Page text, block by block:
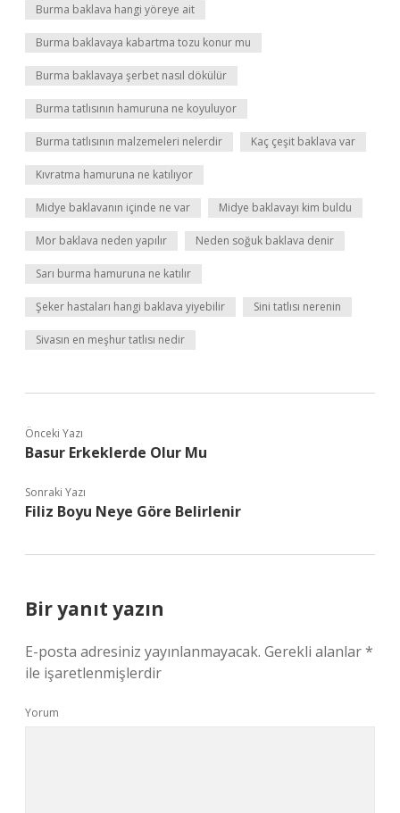
Burma baklava hangi yöreye ait
Burma baklavaya kabartma tozu konur mu
Burma baklavaya şerbet nasıl dökülür
Burma tatlısının hamuruna ne koyuluyor
Burma tatlısının malzemeleri nelerdir Kaç çeşit baklava var
Kıvratma hamuruna ne katılıyor
Midye baklavanın içinde ne var Midye baklavayı kim buldu
Mor baklava neden yapılır Neden soğuk baklava denir
Sarı burma hamuruna ne katılır
Şeker hastaları hangi baklava yiyebilir Sini tatlısı nerenin
Sivasın en meşhur tatlısı nedir
Önceki Yazı
Basur Erkeklerde Olur Mu
Sonraki Yazı
Filiz Boyu Neye Göre Belirlenir
Bir yanıt yazın
E-posta adresiniz yayınlanmayacak. Gerekli alanlar*
ile işaretlenmişlerdir
Yorum